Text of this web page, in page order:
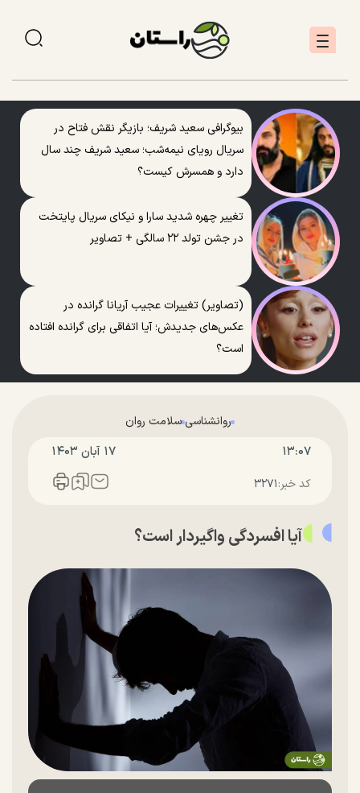
بیوگرافی سعید شریف؛ بازیگر نقش فتاح در
سریال رویای نیمه‌شب؛ سعید شریف چند سال
دارد و همسرش کیست؟
تغییر چهره شدید سارا و نیکای سریال پایتخت
در جشن تولد ۲۲ سالگی + تصاویر
(تصاویر) تغییرات عجیب آریانا گرانده در
عکس‌های جدیدش؛ آیا اتفاقی برای گرانده افتاده
است؟
روانشناسی سلامت روان
۱۳:۰۷ ۱۷ آبان ۱۴۰۳
کد خبر:۳۲۷۱
آیا افسردگی واگیردار است؟